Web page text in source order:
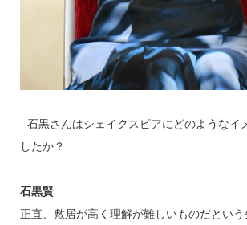
‐ 石黒さんはシェイクスピアにどのようなイ
したか？
石黒賢
正直、敷居が高く理解が難しいものだとい